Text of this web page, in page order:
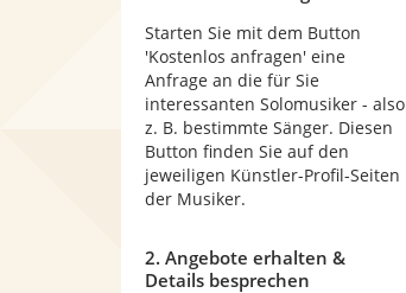
Starten Sie mit dem Button
'Kostenlos anfragen' eine
Anfrage an die für Sie
interessanten Solomusiker - also
z. B. bestimmte Sänger. Diesen
Button finden Sie auf den
jeweiligen Künstler-Profil-Seiten
der Musiker.
2. Angebote erhalten &
Details besprechen